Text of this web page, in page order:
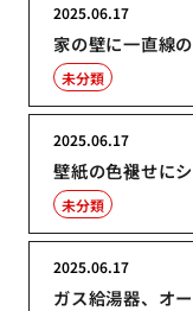
家の壁に一直線
2025.06.17
未分類
壁紙の色褪せに
2025.06.17
未分類
ガス給湯器、オ
2025.06.17